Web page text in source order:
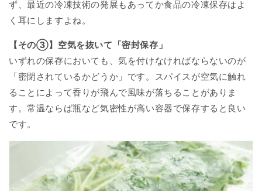
ず、最近の冷凍技術の発展もあってか食品の冷凍保存はよ
く耳にしますよね。
【その③】空気を抜いて「密封保存」
いずれの保存においても、気を付けなければならないのが
「密閉されているかどうか」です。スパイスが空気に触れ
ることによって香りが飛んで風味が落ちることがありま
す。常温ならば瓶など気密性が高い容器で保存すると良い
です。